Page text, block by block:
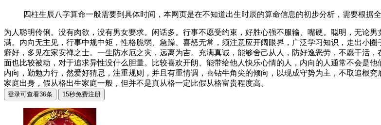
四柱生辰八字算命一般需要到具体时间，本网页是在不知道出生时辰的算命信息的初步分析，需要根据
为人聪明伶俐。没有肉欲，没有男女要求。闲话多。行事不愿受约束，好胜心强不服输、嘴硬。聪明，无论
满。内向无主见，行事中规中矩，性格脆弱、急躁、喜怒无常，须注意应开阔眼界，广泛学习知识，走出小
癖好，多见在家安禅之士。一生防水厄之灾，远离为吉。充满真诚，能够舍己从人，防好逸恶劳，不愿干活
面也比较被动，对于追求异性没什么胆量。比较喜欢开朗、能带给他人快乐心情的人，内向的人通常不会是
内向，勤勉力行，然爱好猜忌，注重规则，并且有重情调，喜钻牛角尖的倾向，以现成守势为主，不取追根
家庭出身，假从格出生家庭一般，但并不是真从格一定比假从格富贵程度高。